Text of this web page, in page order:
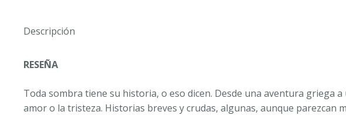
Descripción
RESEÑA
Toda sombra tiene su historia, o eso dicen. Desde una aventura griega
amor o la tristeza. Historias breves y crudas, algunas, aunque parezcan